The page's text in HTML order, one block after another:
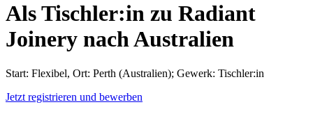
Als Tischler:in zu Radiant
Joinery nach Australien
Start: Flexibel, Ort: Perth (Australien); Gewerk: Tischler:in
Jetzt registrieren und bewerben